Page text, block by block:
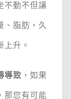
不動不但讓
、脂肪，久
上升。
導致 ，如果
那您有可能